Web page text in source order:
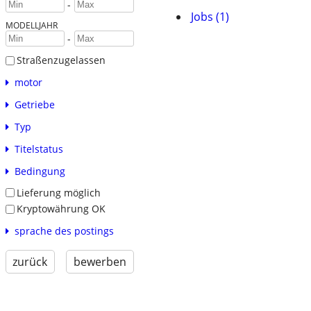
-
MODELLJAHR
-
Straßenzugelassen
motor
Getriebe
Typ
Titelstatus
Bedingung
Lieferung möglich
Kryptowährung OK
sprache des postings
zurück bewerben
Jobs (1)